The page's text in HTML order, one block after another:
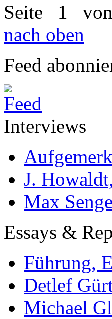
Seite 1
nach oben
Feed
Interviews
J.
Max
Essays &
Führung,
Detlef
Michael